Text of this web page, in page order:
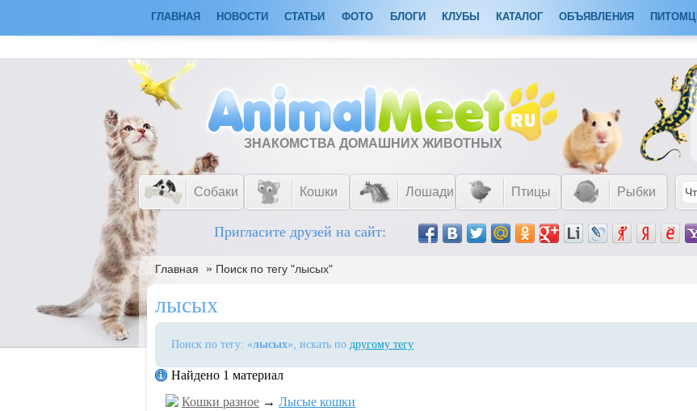
ГЛАВНАЯ НОВОСТИ СТАТЬИ ФОТО БЛОГИ КЛУБЫ КАТАЛОГ ОБЪЯВЛЕНИЯ
ЗНАКОМСТВА ДОМАШНИХ ЖИВОТНЫХ
Собаки Кошки Лошади Птицы Рыбки
Пригласите друзей на сайт:
Главная » Поиск по тегу "лысых"
лысых
Поиск по тегу: «лысых», искать по другому тегу
Найдено 1 материал
Кошки разное → Лысые кошки